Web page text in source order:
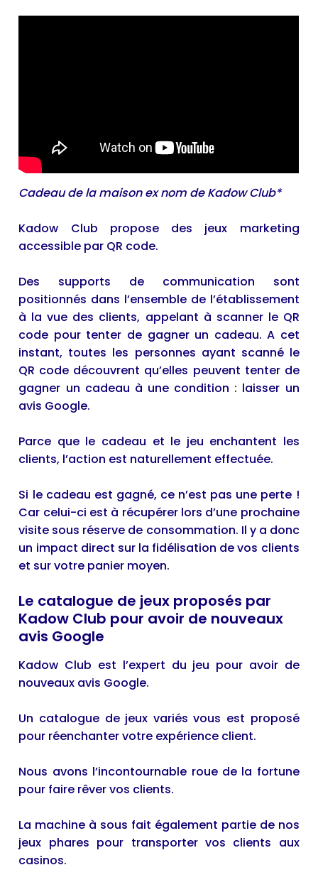
Cadeau de la maison ex nom de Kadow Club*
Kadow Club propose des jeux marketing
accessible par QR code.
Des supports de communication sont
positionnés dans l’ensemble de l’établissement
à la vue des clients, appelant à scanner le QR
code pour tenter de gagner un cadeau. A cet
instant, toutes les personnes ayant scanné le
QR code découvrent qu’elles peuvent tenter de
gagner un cadeau à une condition : laisser un
avis Google.
Parce que le cadeau et le jeu enchantent les
clients, l’action est naturellement effectuée.
Si le cadeau est gagné, ce n’est pas une perte !
Car celui-ci est à récupérer lors d’une prochaine
visite sous réserve de consommation. Il y a donc
un impact direct sur la fidélisation de vos clients
et sur votre panier moyen.
Le catalogue de jeux proposés par
Kadow Club pour avoir de nouveaux
avis Google
Kadow Club est l’expert du jeu pour avoir de
nouveaux avis Google.
Un catalogue de jeux variés vous est proposé
pour réenchanter votre expérience client.
Nous avons l’incontournable roue de la fortune
pour faire rêver vos clients.
La machine à sous fait également partie de nos
jeux phares pour transporter vos clients aux
casinos.